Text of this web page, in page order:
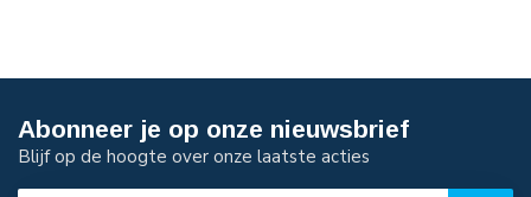
Abonneer je op onze nieuwsbrief
Blijf op de hoogte over onze laatste acties